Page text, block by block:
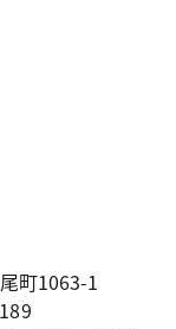
町1063-1